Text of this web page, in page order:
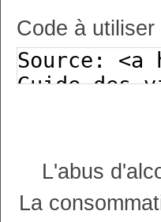
Code à
L'abus
La